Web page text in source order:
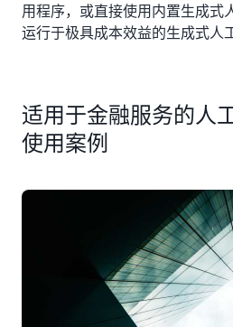
用程序，或直接使用内置生成式
运行于极具成本效益的生成式人
适用于金融服务的人
使用案例